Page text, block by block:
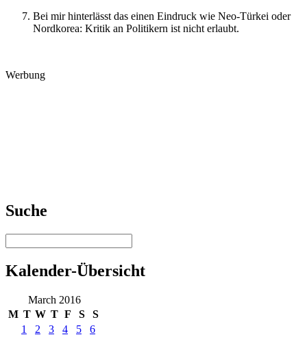
Bei mir hinterlässt das einen Eindruck wie Neo-Türkei oder
Nordkorea: Kritik an Politikern ist nicht erlaubt.
Werbung
Suche
Kalender-Übersicht
March 2016
M T W T F S
S
1
2 3 4 5
6